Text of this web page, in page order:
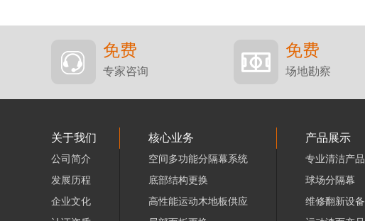
免费
专家咨询
免费
场地勘察
关于我们
公司简介
发展历程
企业文化
核心业务
空间多功能分隔幕系统
底部结构更换
高性能运动木地板供应
产品展示
专业清洁产品
球场分隔幕
维修翻新设备